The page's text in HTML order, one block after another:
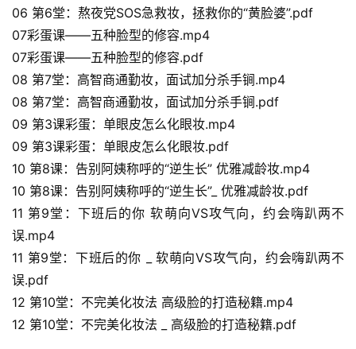
首
页
06 第6堂：熬夜党SOS急救妆，拯救你的“黄脸婆”.pdf
07彩蛋课——五种脸型的修容.mp4
07彩蛋课——五种脸型的修容.pdf
08 第7堂：高智商通勤妆，面试加分杀手锏.mp4
08 第7堂：高智商通勤妆，面试加分杀手锏.pdf
09 第3课彩蛋：单眼皮怎么化眼妆.mp4
09 第3课彩蛋：单眼皮怎么化眼妆.pdf
10 第8课：告别阿姨称呼的“逆生长” 优雅减龄妆.mp4
10 第8课：告别阿姨称呼的“逆生长”_ 优雅减龄妆.pdf
11 第9堂：下班后的你 软萌向VS攻气向，约会嗨趴两不
误.mp4
11 第9堂：下班后的你 _ 软萌向VS攻气向，约会嗨趴两不
误.pdf
12 第10堂：不完美化妆法 高级脸的打造秘籍.mp4
12 第10堂：不完美化妆法 _ 高级脸的打造秘籍.pdf